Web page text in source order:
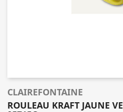
CLAIREFONTAINE
ROULEAU KRAFT JAUNE